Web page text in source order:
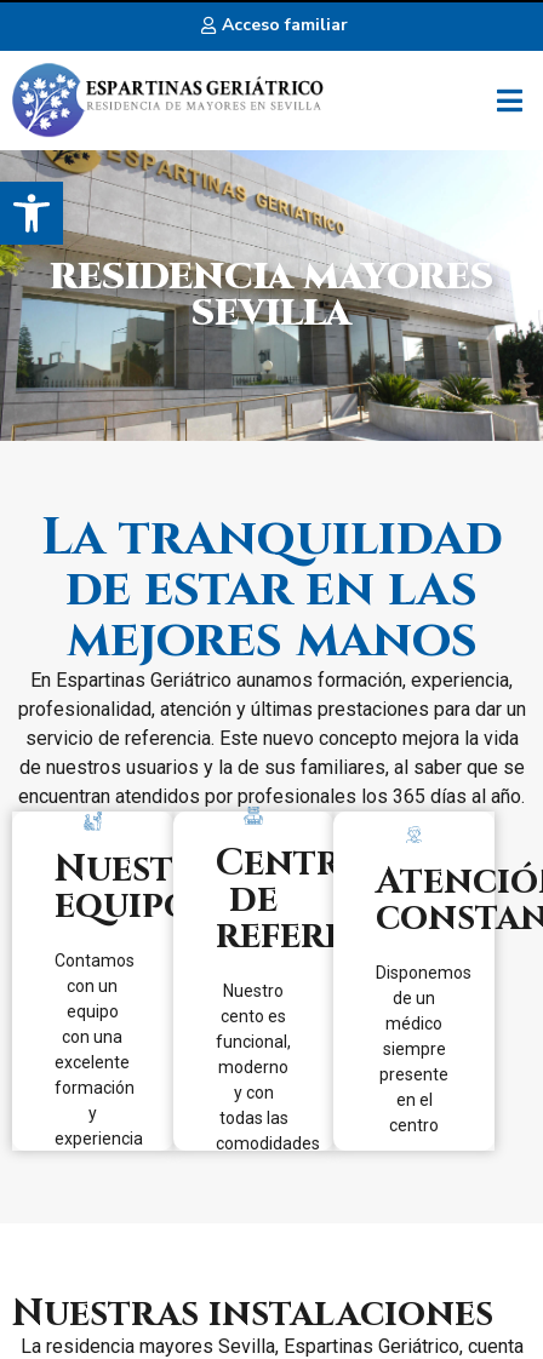
Abrir barra de herramientas
Acceso familiar
RESIDENCIA MAYORES
SEVILLA
La tranquilidad
de estar en las
mejores manos
En Espartinas Geriátrico aunamos formación, experiencia,
profesionalidad, atención y últimas prestaciones para dar un
servicio de referencia. Este nuevo concepto mejora la vida
de nuestros usuarios y la de sus familiares, al saber que se
encuentran atendidos por profesionales los 365 días al año.
Nuestro
equipo
Contamos
con un
equipo
con una
excelente
formación
y
experiencia
En
nuestra
residencia
de
mayores
sabemos
importante
que es
contar
equipo
bien
formado
y con una
trayectoria
detrás.
No sólo
es
Centro
de
referencia
Nuestro
cento es
funcional,
moderno
y con
todas las
comodidades
Nuestro
centro es
moderno
y
funcional,
sola
planta.
Contamos
con todas
comodidades
que los
mayores
puedan
necesitar.
Un
ambiente
Disponemos
de un
médico
siempre
presente
en el
centro
Contamos
con un
médico
siempre
presente
en
centro.
Esto
garantiza
que
estarán
siempre
perfectamente
atendidos,
sino que
minimizamos
los
Nuestras instalaciones
La residencia mayores Sevilla, Espartinas Geriátrico, cuenta